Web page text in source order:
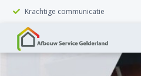
Krachtige communicatie